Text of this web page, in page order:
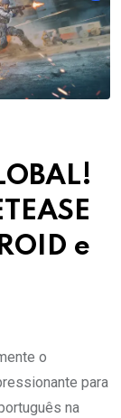
e
o
para
na